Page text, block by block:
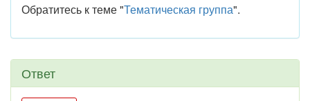
Обратитесь к теме "Тематическая группа".
Ответ